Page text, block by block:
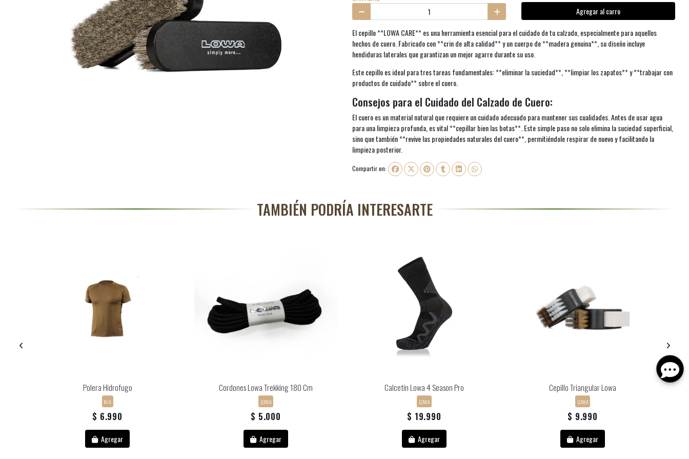
Agregar al carro
El cepillo **LOWA CARE** es una herramienta esencial para el cuidado de tu calzado, especialmente para aquellos
hechos de cuero. Fabricado con **crin de alta calidad** y un cuerpo de **madera genuina**, su diseño incluye
hendiduras laterales que garantizan un mejor agarre durante su uso.
Este cepillo es ideal para tres tareas fundamentales: **eliminar la suciedad**, **limpiar los zapatos** y **trabajar con
productos de cuidado** sobre el cuero.
Consejos para el Cuidado del Calzado de Cuero:
El cuero es un material natural que requiere un cuidado adecuado para mantener sus cualidades. Antes de usar agua
para una limpieza profunda, es vital **cepillar bien las botas**. Este simple paso no solo elimina la suciedad superficial,
sino que también **revive las propiedades naturales del cuero**, permitiéndole respirar de nuevo y facilitando la
limpieza posterior.
Compartir en:
TAMBIÉN PODRÍA INTERESARTE
Polera Hidrofugo
N/A
$ 6.990
Agregar
Cordones Lowa Trekking 180 Cm
LOWA
$ 5.000
Agregar
Calcetin Lowa 4 Season Pro
LOWA
$ 19.990
Agregar
Cepillo Triangular Lowa
LOWA
$ 9.990
Agregar